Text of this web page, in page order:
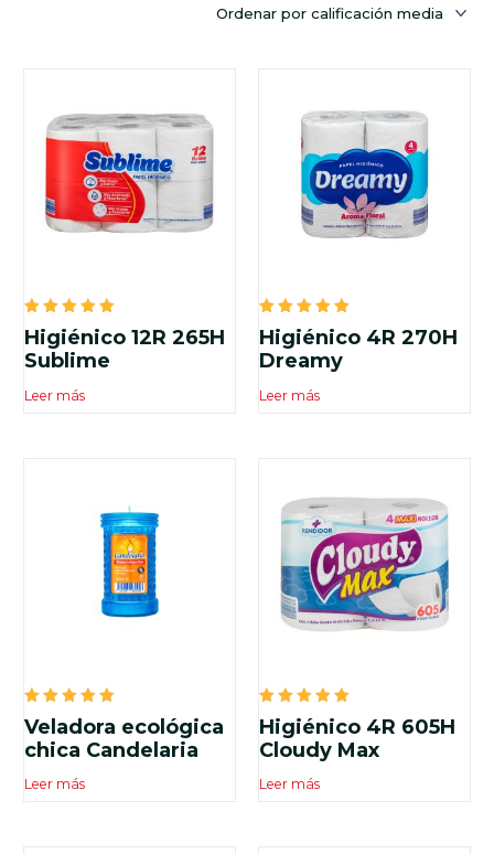
Valorado
en
5.00
de 5
Higiénico 12R 265H
Sublime
Leer más
Valorado
en
5.00
de 5
Higiénico 4R 270H
Dreamy
Leer más
Valorado
en
5.00
de 5
Veladora ecológica
chica Candelaria
Leer más
Valorado
en
5.00
de 5
Higiénico 4R 605H
Cloudy Max
Leer más